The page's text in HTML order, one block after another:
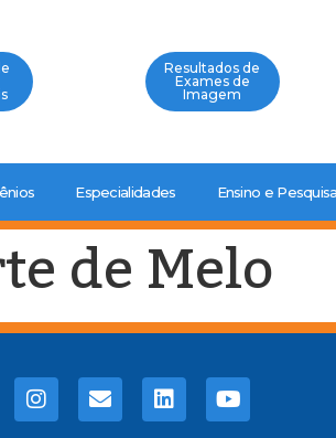
Resultados de
Exames de
Imagem
Especialidades Ensino e Pesquisa
de Melo